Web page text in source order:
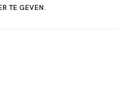
TE GEVEN.